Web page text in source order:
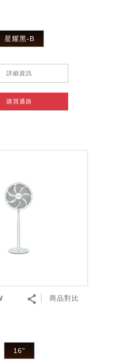
星耀黑-B
詳細資訊
購買通路
商品對比
16"